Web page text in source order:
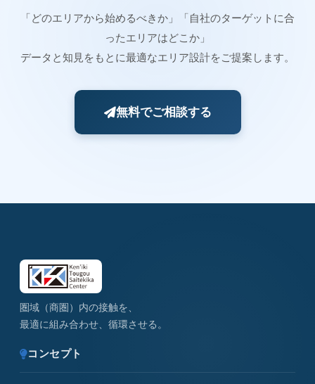
「どのエリアから始めるべきか」「自社のターゲットに合
ったエリアはどこか」
データと知見をもとに最適なエリア設計をご提案します。
無料でご相談する
圏域（商圏）内の接触を、
最適に組み合わせ、循環させる。
コンセプト